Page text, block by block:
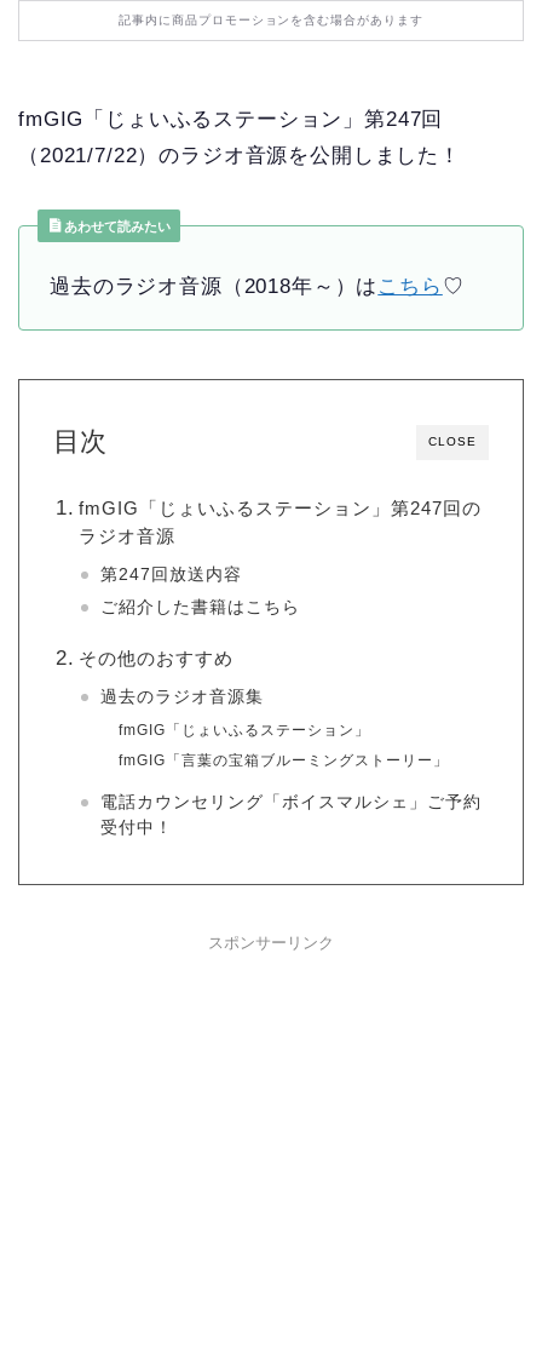
記事内に商品プロモーションを含む場合があります
fmGIG「じょいふるステーション」第247回
（2021/7/22）のラジオ音源を公開しました！
あわせて読みたい
過去のラジオ音源（2018年～）は こちら ♡
CLOSE
目次
fmGIG「じょいふるステーション」第247回の
ラジオ音源
第247回放送内容
ご紹介した書籍はこちら
その他のおすすめ
過去のラジオ音源集
fmGIG「じょいふるステーション」
fmGIG「言葉の宝箱ブルーミングストーリー」
電話カウンセリング「ボイスマルシェ」ご予約
受付中！
スポンサーリンク